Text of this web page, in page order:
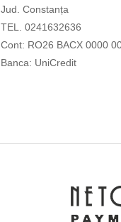
Jud. Constanța
TEL. 0241632636
Cont: RO26 BACX 0000
Banca: UniCredit